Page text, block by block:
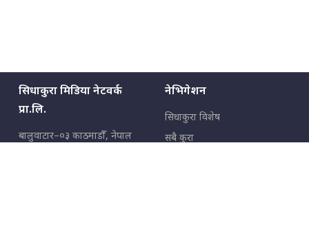
सिधाकुरा मिडिया नेटवर्क
प्रा.लि.
बालुवाटार–०३ काठमाडौँ, नेपाल
नेभिगेशन
सिधाकुरा विशेष
सबै कुरा